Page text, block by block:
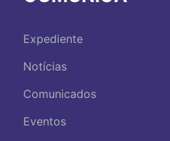
Expediente
Notícias
Comunicados
Eventos